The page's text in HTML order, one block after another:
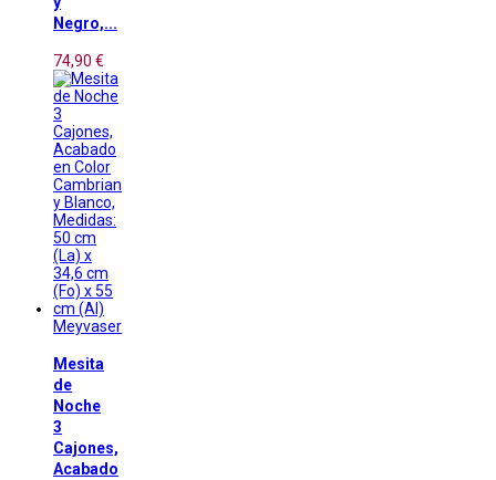
Negro,...
74,90 €
Meyvaser
Mesita
de
Noche
3
Cajones,
Acabado